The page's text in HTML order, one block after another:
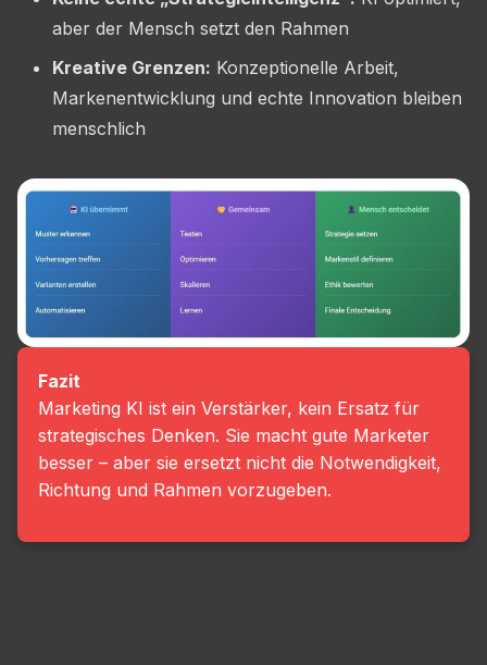
aber der Mensch setzt den Rahmen
Kreative Grenzen: Konzeptionelle Arbeit,
Markenentwicklung und echte Innovation bleiben
menschlich
Fazit
Marketing KI ist ein Verstärker, kein Ersatz für
strategisches Denken. Sie macht gute Marketer
besser – aber sie ersetzt nicht die Notwendigkeit,
Richtung und Rahmen vorzugeben.